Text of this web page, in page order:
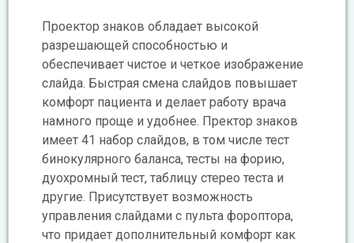
Проектор знаков обладает высокой
разрешающей способностью и
обеспечивает чистое и четкое изображение
слайда. Быстрая смена слайдов повышает
комфорт пациента и делает работу врача
намного проще и удобнее. Пректор знаков
имеет 41 набор слайдов, в том числе тест
бинокулярного баланса, тесты на форию,
дуохромный тест, таблицу стерео теста и
другие. Присутствует возможность
управления слайдами с пульта фороптора,
что придает дополнительный комфорт как